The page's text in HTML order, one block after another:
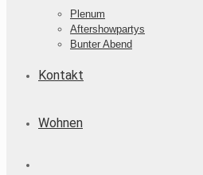
Plenum
Aftershowpartys
Bunter Abend
Kontakt
Wohnen